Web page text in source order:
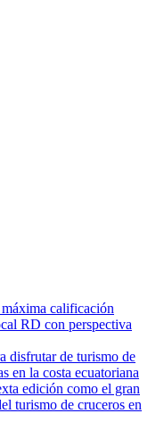
calificación
RD con perspectiva
disfrutar de turismo de
en la costa ecuatoriana
edición como el gran
turismo de cruceros en